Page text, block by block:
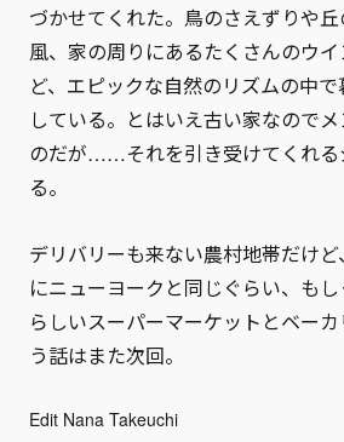
づかせてくれた。鳥のさえずりや
風、家の周りにあるたくさんのウ
ど、エピックな自然のリズムの中
している。とはいえ古い家なので
のだが……それを引き受けてくれる
る。
デリバリーも来ない農村地帯だけ
にニューヨークと同じぐらい、も
らしいスーパーマーケットとベー
う話はまた次回。
Edit Nana Takeuchi